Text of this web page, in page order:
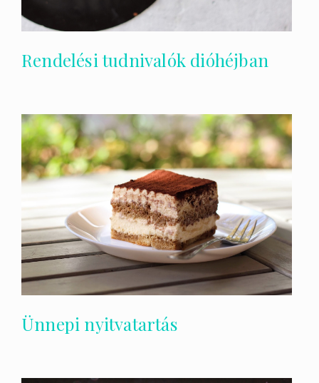
Rendelési tudnivalók dióhéjban
Ünnepi nyitvatartás